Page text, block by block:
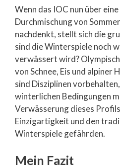
Wenn das IOC nun über
Durchmischung von
nachdenkt, stellt sich die
sind die Winterspiele noch
verwässert wird?
von Schnee, Eis und alpiner
sind Disziplinen
winterlichen Bedingungen
Verwässerung dieses
Einzigartigkeit und den
Winterspiele gefährden.
Mein Fazit